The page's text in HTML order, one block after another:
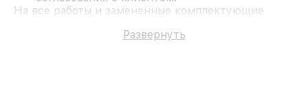
На все работы и замененные комплектующие
поломки по условиям гарантии, мы бесплатно
Развернуть